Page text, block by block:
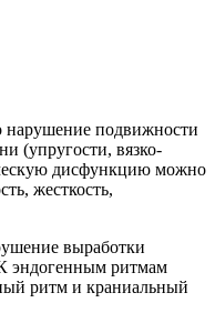
подвижности
(упругости, вязко-
дисфункцию можно
жесткость,
выработки
эндогенным ритмам
ритм и краниальный